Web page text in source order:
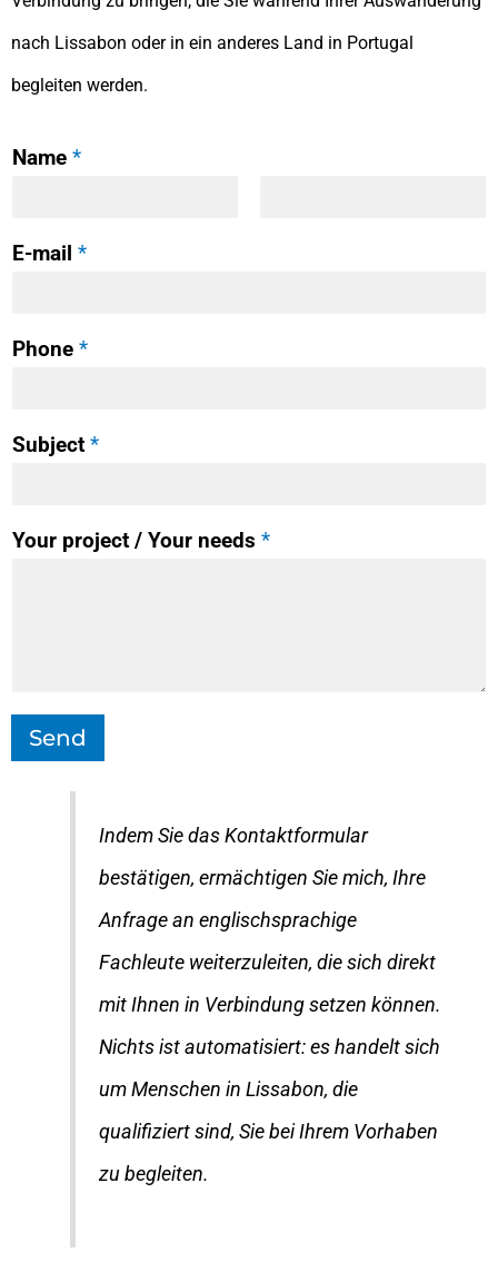
nach Lissabon oder in ein anderes Land in Portugal
begleiten werden.
Name *
i
rE-mail *
Phone *
Subject *
Your project / Your needs *
Send
Indem Sie das Kontaktformular
bestätigen, ermächtigen Sie mich, Ihre
Anfrage an englischsprachige
Fachleute weiterzuleiten, die sich direkt
mit Ihnen in Verbindung setzen können.
Nichts ist automatisiert: es handelt sich
um Menschen in Lissabon, die
qualifiziert sind, Sie bei Ihrem Vorhaben
zu begleiten.